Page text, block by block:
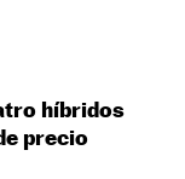
híbridos
precio